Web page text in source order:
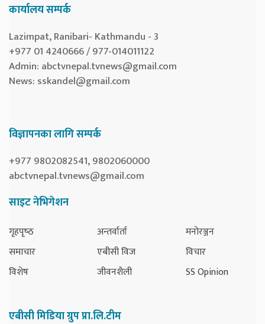
कार्यालय सम्पर्क
Lazimpat, Ranibari- Kathmandu - 3
+977 01 4240666 / 977-014011122
Admin: abctvnepal.tvnews@gmail.com
News: sskandel@gmail.com
विज्ञापनका लागि सम्पर्क
+977 9802082541, 9802060000
abctvnepal.tvnews@gmail.com
साइट नेभिगेशन
गृहपृष्‍ठ
समाचार
विशेष
अन्तर्वार्ता
एबीसी विज
जीवनशैली
मनोरञ्जन
विचार
SS Opinion
एबीसी मिडिया ग्रुप प्रा.लि.टीम